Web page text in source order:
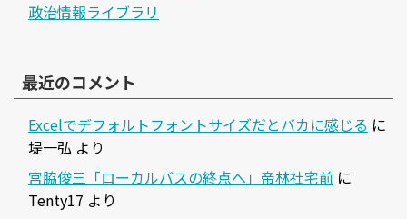
政治情報ライブラリ
最近のコメント
Excelでデフォルトフォントサイズだとバカに感じる に
堤一弘 より
宮脇俊三「ローカルバスの終点へ」帝林社宅前 に
Tenty17 より